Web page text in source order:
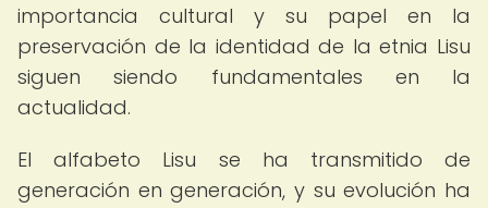
importancia cultural y su papel en la
preservación de la identidad de la etnia Lisu
siguen siendo fundamentales en la
actualidad.
El alfabeto Lisu se ha transmitido de
generación en generación, y su evolución ha